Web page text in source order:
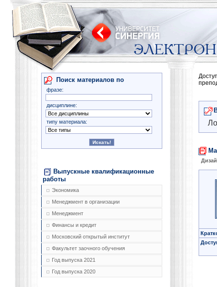
Поиск материалов по
фразе:
дисциплине:
типу материала:
Выпускные квалификационные
работы
Экономика
Менеджмент в организации
Менеджмент
Финансы и кредит
Московский открытый институт
Факультет заочного обучения
Год выпуска 2021
Год выпуска 2020